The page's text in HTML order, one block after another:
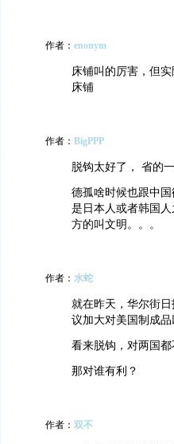
作者： enonym
床铺叫的厉害，但
床铺
作者： BigPPP
脱钩太好了， 省的
德孤啥时候也跟中
是日本人或者韩国
方的叫文明。。。
作者： 水蛇
就在昨天，华尔街
议加大对美国制成品
看来脱钩，对两国都
那对谁有利？
作者： 双不